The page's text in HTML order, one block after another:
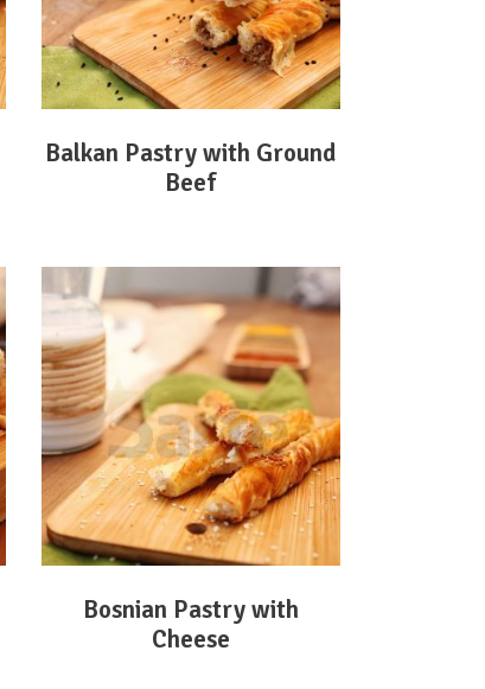
Balkan Pastry with Ground
Beef
DEVAMINI OKU
Bosnian Pastry with
Cheese